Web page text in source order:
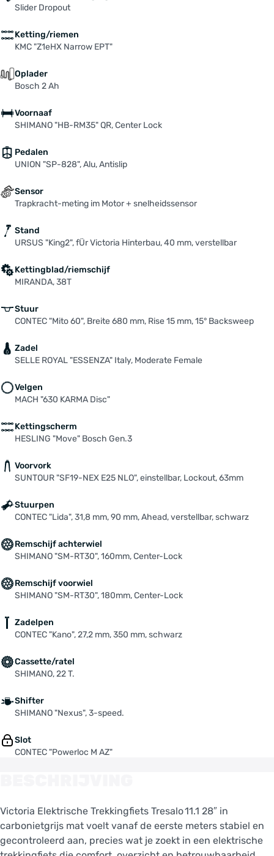
Slider Dropout
Ketting/riemen
KMC "Z1eHX Narrow EPT"
Oplader
Bosch 2 Ah
Voornaaf
SHIMANO "HB-RM35" QR, Center Lock
Pedalen
UNION "SP-828", Alu, Antislip
Sensor
Trapkracht-meting im Motor + snelheidssensor
Stand
URSUS "King2", fÜr Victoria Hinterbau, 40 mm, verstellbar
Kettingblad/riemschijf
MIRANDA, 38T
Stuur
CONTEC "Mito 60", Breite 680 mm, Rise 15 mm, 15° Backsweep
Zadel
SELLE ROYAL "ESSENZA" Italy, Moderate Female
Velgen
MACH "630 KARMA Disc"
Kettingscherm
HESLING "Move" Bosch Gen.3
Voorvork
SUNTOUR "SF19-NEX E25 NLO", einstellbar, Lockout, 63mm
Stuurpen
CONTEC "Lida", 31,8 mm, 90 mm, Ahead, verstellbar, schwarz
Remschijf achterwiel
SHIMANO "SM-RT30", 160mm, Center-Lock
Remschijf voorwiel
SHIMANO "SM-RT30", 180mm, Center-Lock
Zadelpen
CONTEC "Kano", 27,2 mm, 350 mm, schwarz
Cassette/ratel
SHIMANO, 22 T.
Shifter
SHIMANO "Nexus", 3-speed.
Slot
CONTEC "Powerloc M AZ"
Victoria Elektrische Trekkingfiets Tresalo 11.1 28″ in
carbonietgrijs mat voelt vanaf de eerste meters stabiel en
gecontroleerd aan, precies wat je zoekt in een elektrische